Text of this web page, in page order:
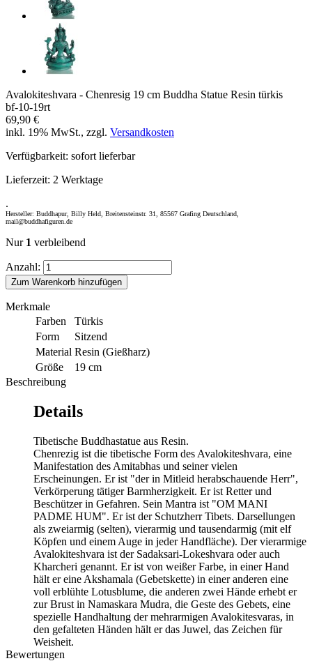
Avalokiteshvara - Chenresig 19 cm Buddha Statue Resin türkis
bf-10-19rt
69,90 €
inkl. 19% MwSt., zzgl. Versandkosten
Verfügbarkeit: sofort lieferbar
Lieferzeit: 2 Werktage
.
Hersteller: Buddhapur, Billy Held, Breitensteinstr. 31, 85567 Grafing Deutschland,
mail@buddhafiguren.de
Nur 1 verbleibend
Anzahl:
Zum Warenkorb hinzufügen
Merkmale
Farben
Türkis
Form
Sitzend
Material Resin (Gießharz)
Größe
19 cm
Beschreibung
Details
Tibetische Buddhastatue aus Resin.
Chenrezig ist die tibetische Form des Avalokiteshvara, eine
Manifestation des Amitabhas und seiner vielen
Erscheinungen. Er ist "der in Mitleid herabschauende Herr",
Verkörperung tätiger Barmherzigkeit. Er ist Retter und
Beschützer in Gefahren. Sein Mantra ist "OM MANI
PADME HUM". Er ist der Schutzherr Tibets. Darsellungen
als zweiarmig (selten), vierarmig und tausendarmig (mit elf
Köpfen und einem Auge in jeder Handfläche). Der vierarmige
Avalokiteshvara ist der Sadaksari-Lokeshvara oder auch
Kharcheri genannt. Er ist von weißer Farbe, in einer Hand
hält er eine Akshamala (Gebetskette) in einer anderen eine
voll erblühte Lotusblume, die anderen zwei Hände erhebt er
zur Brust in Namaskara Mudra, die Geste des Gebets, eine
spezielle Handhaltung der mehrarmigen Avalokitesvaras, in
den gefalteten Händen hält er das Juwel, das Zeichen für
Weisheit.
Bewertungen